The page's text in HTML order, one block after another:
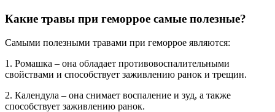
Какие травы при геморрое самые полезные?
Самыми полезными травами при геморрое являются:
1. Ромашка – она обладает противовоспалительными
свойствами и способствует заживлению ранок и трещин.
2. Календула – она снимает воспаление и зуд, а также
способствует заживлению ранок.